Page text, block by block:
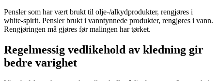
Pensler som har vært brukt til olje-/alkydprodukter, rengjøres i
white-spirit. Pensler brukt i vanntynnede produkter, rengjøres i vann.
Rengjøringen må gjøres før malingen har tørket.
Regelmessig vedlikehold av kledning gir
bedre varighet